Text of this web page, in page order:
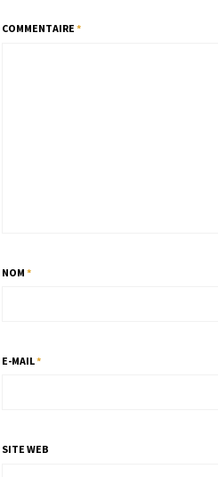
COMMENTAIRE *
NOM *
E-MAIL*
SITE WEB